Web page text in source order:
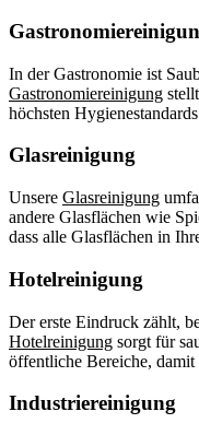
In der Gastronomie ist
Gastronomiereinigung
höchsten
Glasreinigung
Unsere Glasreinigung
andere Glasflächen wie
dass alle Glasflächen in
Hotelreinigung
Der erste Eindruck zählt,
Hotelreinigung sorgt für
öffentliche Bereiche,
Industriereinigung